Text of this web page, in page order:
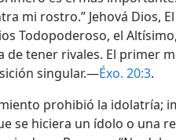
mi rostro.” Jehová Dios,
Todopoderoso, el
de tener rivales. El primer
singular.—Éxo. 20:3.
prohibió la idolatría;
se hiciera un ídolo o una